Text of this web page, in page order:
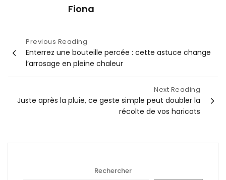
Fiona
Navigation
de
l’article
Previous Reading
Enterrez une bouteille percée : cette astuce change
l’arrosage en pleine chaleur
Next Reading
Juste après la pluie, ce geste simple peut doubler la
récolte de vos haricots
Rechercher